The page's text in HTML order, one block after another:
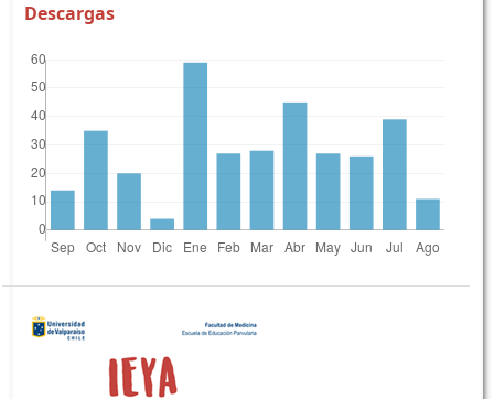
Descargas